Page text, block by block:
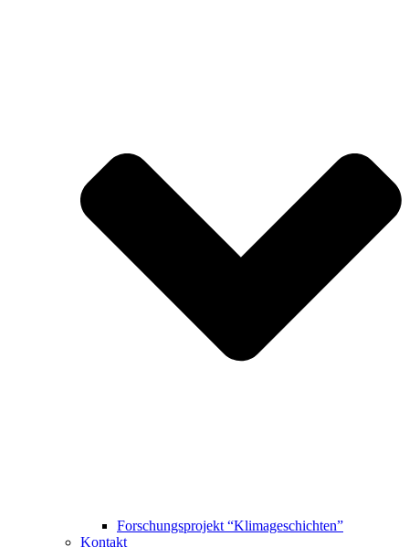
Forschungsprojekt “Klimageschichten”
Kontakt